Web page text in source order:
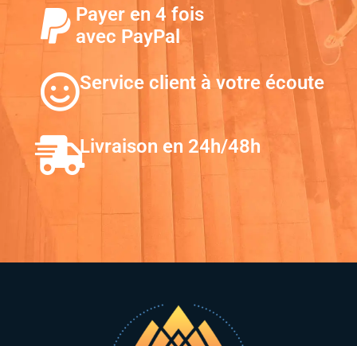
Payer en 4 fois
avec PayPal
Service client à votre écoute
Livraison en 24h/48h